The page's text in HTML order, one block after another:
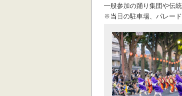
一般参加の踊り集団や伝
※当日の駐車場、パレー